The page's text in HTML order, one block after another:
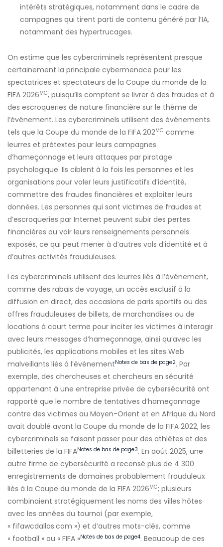
intérêts stratégiques, notamment dans le cadre de
campagnes qui tirent parti de contenu généré par l’IA,
notamment des hypertrucages.
On estime que les cybercriminels représentent presque
certainement la principale cybermenace pour les
spectatrices et spectateurs de la Coupe du monde de la
FIFA 2026MC, puisqu’ils comptent se livrer à des fraudes et à
des escroqueries de nature financière sur le thème de
l’événement. Les cybercriminels utilisent des événements
tels que la Coupe du monde de la FIFA 202MC comme
leurres et prétextes pour leurs campagnes
d’hameçonnage et leurs attaques par piratage
psychologique. Ils ciblent à la fois les personnes et les
organisations pour voler leurs justificatifs d’identité,
commettre des fraudes financières et exploiter leurs
données. Les personnes qui sont victimes de fraudes et
d’escroqueries par Internet peuvent subir des pertes
financières ou voir leurs renseignements personnels
exposés, ce qui peut mener à d’autres vols d’identité et à
d’autres activités frauduleuses.
Les cybercriminels utilisent des leurres liés à l’événement,
comme des rabais de voyage, un accès exclusif à la
diffusion en direct, des occasions de paris sportifs ou des
offres frauduleuses de billets, de marchandises ou de
locations à court terme pour inciter les victimes à interagir
avec leurs messages d’hameçonnage, ainsi qu’avec les
publicités, les applications mobiles et les sites Web
malveillants liés à l’événementNotes de bas de page2. Par
exemple, des chercheuses et chercheurs en sécurité
appartenant à une entreprise privée de cybersécurité ont
rapporté que le nombre de tentatives d’hameçonnage
contre des victimes au Moyen-Orient et en Afrique du Nord
avait doublé avant la Coupe du monde de la FIFA 2022, les
cybercriminels se faisant passer pour des athlètes et des
billetteries de la FIFANotes de bas de page3. En août 2025, une
autre firme de cybersécurité a recensé plus de 4 300
enregistrements de domaines probablement frauduleux
liés à la Coupe du monde de la FIFA 2026MC; plusieurs
combinaient stratégiquement les noms des villes hôtes
avec les années du tournoi (par exemple,
« fifawcdallas.com ») et d’autres mots-clés, comme
« football » ou « FIFA »Notes de bas de page4. Beaucoup de ces